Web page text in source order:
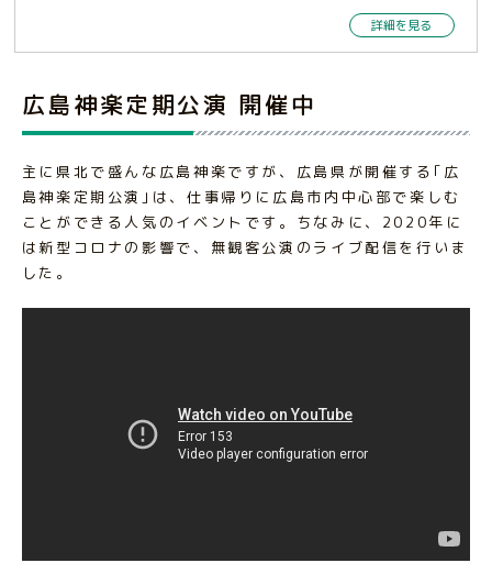
詳細を見る
広島神楽定期公演 開催中
主に県北で盛んな広島神楽ですが、広島県が開催する｢広
島神楽定期公演｣は、仕事帰りに広島市内中心部で楽しむ
ことができる人気のイベントです。ちなみに、2020年に
は新型コロナの影響で、無観客公演のライブ配信を行いま
した。